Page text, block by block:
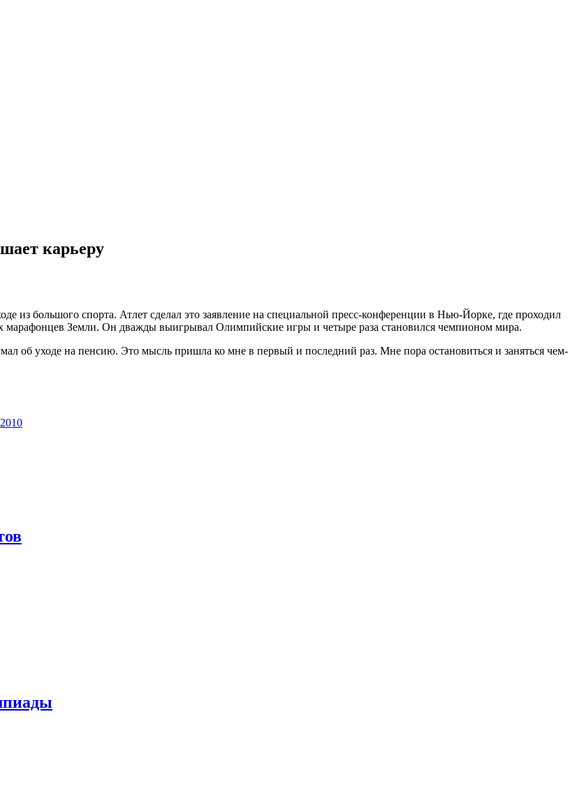
карьеру
из большого спорта. Атлет сделал это заявление на специальной пресс-конференции в Нью-Йорке, где проходил
марафонцев Земли. Он дважды выигрывал Олимпийские игры и четыре раза становился чемпионом мира.
об уходе на пенсию. Это мысль пришла ко мне в первый и последний раз. Мне пора остановиться и заняться чем-